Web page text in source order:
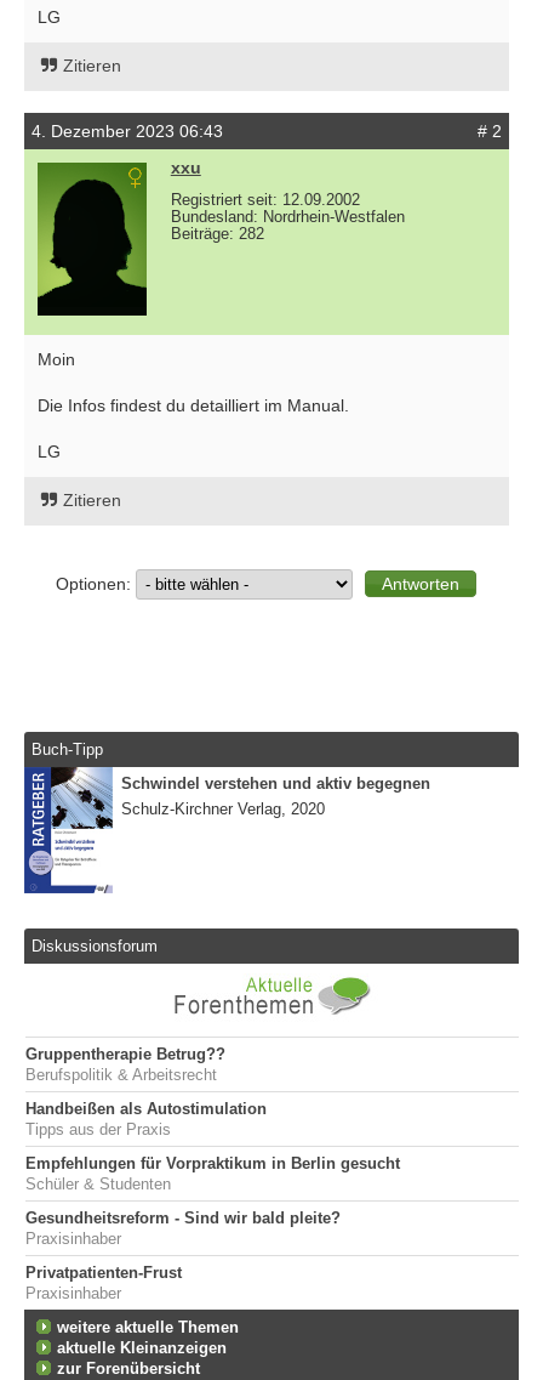
LG
Zitieren
4. Dezember 2023 06:43
# 2
xxu
Registriert seit: 12.09.2002
Bundesland: Nordrhein-Westfalen
Beiträge: 282
Moin
Die Infos findest du detailliert im Manual.
LG
Zitieren
Optionen:
Buch-Tipp
Schwindel verstehen und aktiv begegnen
Schulz-Kirchner Verlag, 2020
Diskussionsforum
Gruppentherapie Betrug??
Berufspolitik & Arbeitsrecht
Handbeißen als Autostimulation
Tipps aus der Praxis
Empfehlungen für Vorpraktikum in Berlin gesucht
Schüler & Studenten
Gesundheitsreform - Sind wir bald pleite?
Praxisinhaber
Privatpatienten-Frust
Praxisinhaber
weitere aktuelle Themen
aktuelle Kleinanzeigen
zur Forenübersicht